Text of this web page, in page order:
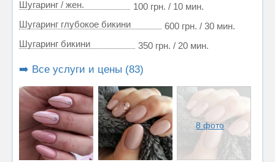
Шугаринг / жен.
100 грн. / 10 мин.
Шугаринг глубокое бикини
600 грн. / 30 мин.
Шугаринг бикини
350 грн. / 20 мин.
➡️ Все услуги и цены (83)
8 фото